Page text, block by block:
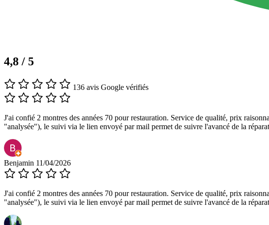
4,8 / 5
136 avis Google vérifiés
J'ai confié 2 montres des années 70 pour restauration. Service de qualité, prix
"analysée"), le suivi via le lien envoyé par mail permet de suivre l'avancé de la
Benjamin 11/04/2026
J'ai confié 2 montres des années 70 pour restauration. Service de qualité, prix
"analysée"), le suivi via le lien envoyé par mail permet de suivre l'avancé de la